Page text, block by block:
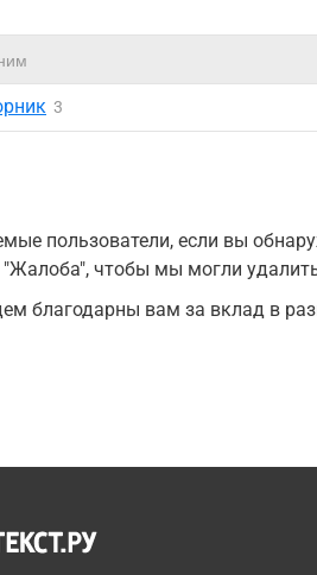
3
пользователи, если вы
"Жалоба", чтобы мы могли
благодарны вам за вклад в